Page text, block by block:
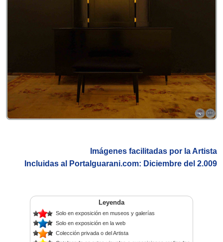
Imágenes facilitadas por la Artista
Incluidas al Portalguarani.com: Diciembre del 2.009
Leyenda
Solo en exposición en museos y galerías
Solo en exposición en la web
Colección privada o del Artista